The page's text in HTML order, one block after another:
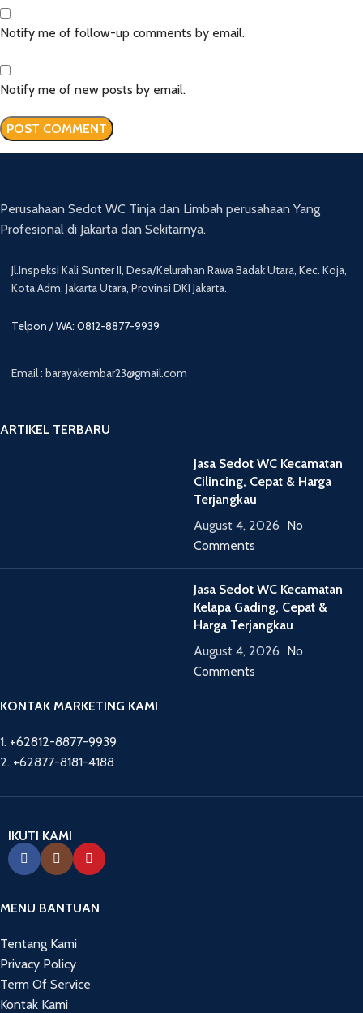
Notify me of follow-up comments by email.
Notify me of new posts by email.
Perusahaan Sedot WC Tinja dan Limbah perusahaan Yang
Profesional di Jakarta dan Sekitarnya.
Jl.Inspeksi Kali Sunter II, Desa/Kelurahan Rawa Badak Utara, Kec. Koja,
Kota Adm. Jakarta Utara, Provinsi DKI Jakarta.
Telpon / WA: 0812-8877-9939
Email : barayakembar23@gmail.com
ARTIKEL TERBARU
Jasa Sedot WC Kecamatan
Cilincing, Cepat & Harga
Terjangkau
August 4, 2026 No
Comments
Jasa Sedot WC Kecamatan
Kelapa Gading, Cepat &
Harga Terjangkau
August 4, 2026 No
Comments
KONTAK MARKETING KAMI
1. +62812-8877-9939
2. +62877-8181-4188
IKUTI KAMI
MENU BANTUAN
Tentang Kami
Privacy Policy
Term Of Service
Kontak Kami